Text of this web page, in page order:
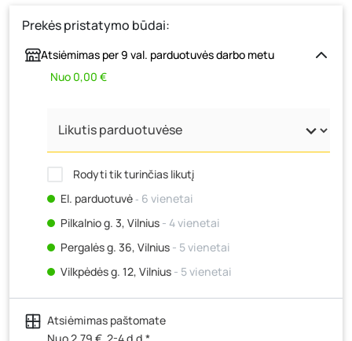
Prekės pristatymo būdai:
Atsiėmimas per 9 val. parduotuvės darbo metu
Nuo 0,00 €
Rodyti tik turinčias likutį
El. parduotuvė‐ 6 vienetai
Pilkalnio g. 3, Vilnius - 4 vienetai
Pergalės g. 36, Vilnius - 5 vienetai
Vilkpėdės g. 12, Vilnius - 5 vienetai
Ateities g. 15, Vilnius- 5 vienetai
Kauno r., Narsiečių k., Vytauto g. 183, Kaunas
vienetai
Atsiėmimas paštomate
Nuo 2,79 €, 2-4 d.d.*